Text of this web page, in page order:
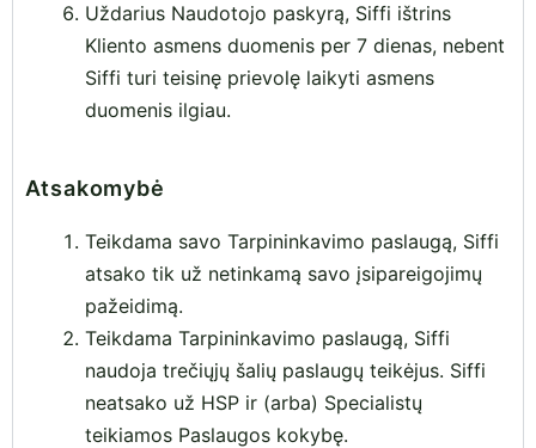
Uždarius Naudotojo paskyrą, Siffi ištrins
Kliento asmens duomenis per 7 dienas, nebent
Siffi turi teisinę prievolę laikyti asmens
duomenis ilgiau.
Atsakomybė
Teikdama savo Tarpininkavimo paslaugą, Siffi
atsako tik už netinkamą savo įsipareigojimų
pažeidimą.
Teikdama Tarpininkavimo paslaugą, Siffi
naudoja trečiųjų šalių paslaugų teikėjus. Siffi
neatsako už HSP ir (arba) Specialistų
teikiamos Paslaugos kokybę.